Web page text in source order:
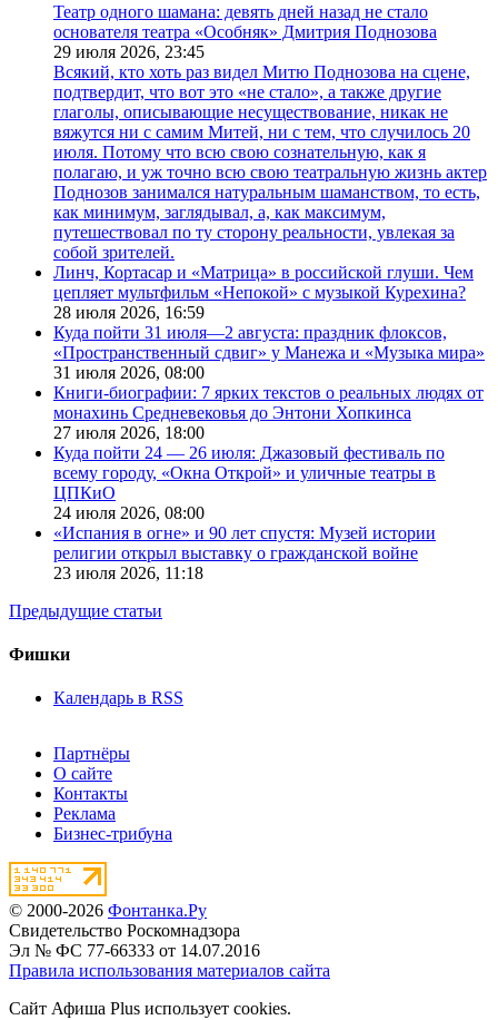
Театр одного шамана: девять дней назад не стало
основателя театра «Особняк» Дмитрия Поднозова
29 июля 2026, 23:45
Всякий, кто хоть раз видел Митю Поднозова на сцене,
подтвердит, что вот это «не стало», а также другие
глаголы, описывающие несуществование, никак не
вяжутся ни с самим Митей, ни с тем, что случилось 20
июля. Потому что всю свою сознательную, как я
полагаю, и уж точно всю свою театральную жизнь актер
Поднозов занимался натуральным шаманством, то есть,
как минимум, заглядывал, а, как максимум,
путешествовал по ту сторону реальности, увлекая за
собой зрителей.
Линч, Кортасар и «Матрица» в российской глуши. Чем
цепляет мультфильм «Непокой» с музыкой Курехина?
28 июля 2026, 16:59
Куда пойти 31 июля—2 августа: праздник флоксов,
«Пространственный сдвиг» у Манежа и «Музыка мира»
31 июля 2026, 08:00
Книги-биографии: 7 ярких текстов о реальных людях от
монахинь Средневековья до Энтони Хопкинса
27 июля 2026, 18:00
Куда пойти 24 — 26 июля: Джазовый фестиваль по
всему городу, «Окна Открой» и уличные театры в
ЦПКиО
24 июля 2026, 08:00
«Испания в огне» и 90 лет спустя: Музей истории
религии открыл выставку о гражданской войне
23 июля 2026, 11:18
Предыдущие статьи
Фишки
Календарь в RSS
Партнёры
О сайте
Контакты
Реклама
Бизнес-трибуна
© 2000-2026 Фонтанка.Ру
Свидетельство Роскомнадзора
Эл № ФС 77-66333 от 14.07.2016
Правила использования материалов сайта
Сайт Афиша Plus использует cookies.